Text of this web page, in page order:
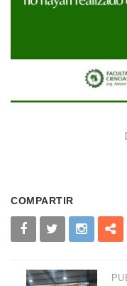
COMPARTIR